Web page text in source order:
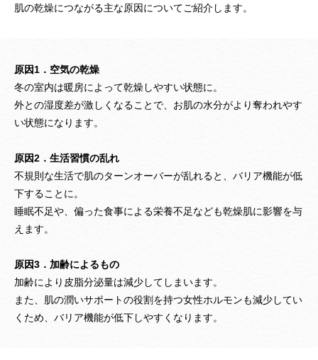
肌の乾燥につながる主な原因についてご紹介します。
原因1．空気の乾燥
冬の室内は暖房によって乾燥しやすい状態に。
外との湿度差が激しくなることで、お肌の水分がより奪われやす
い状態になります。
原因2 ． 生活習慣の乱れ
不規則な生活で肌のターンオーバーが乱れると、バリア機能が低
下することに。
睡眠不足や、偏った食事による栄養不足なども乾燥肌に影響を与
えます。
原因3 ． 加齢によるもの
加齢により皮脂分泌量は減少してしまいます。
また、肌の潤いサポートの役割を持つ女性ホルモンも減少してい
くため、バリア機能が低下しやすくなります。